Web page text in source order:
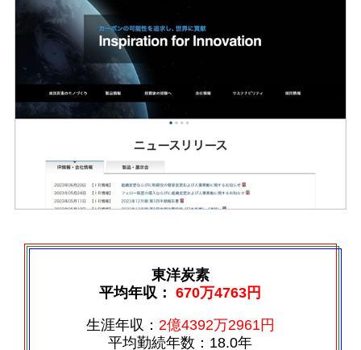
東洋炭素
平均年収：670万4763円
生涯年収： 2億4392万2961円
平均勤続年数：18.0年